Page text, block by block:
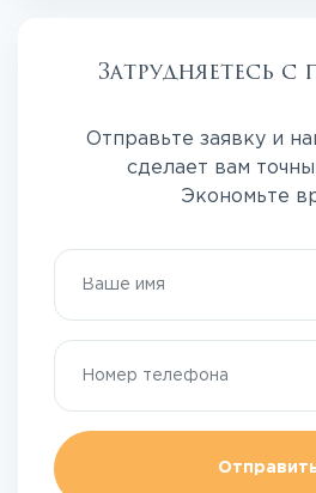
Затрудняетесь
Отправьте заявку и
сделает вам
Экономьте